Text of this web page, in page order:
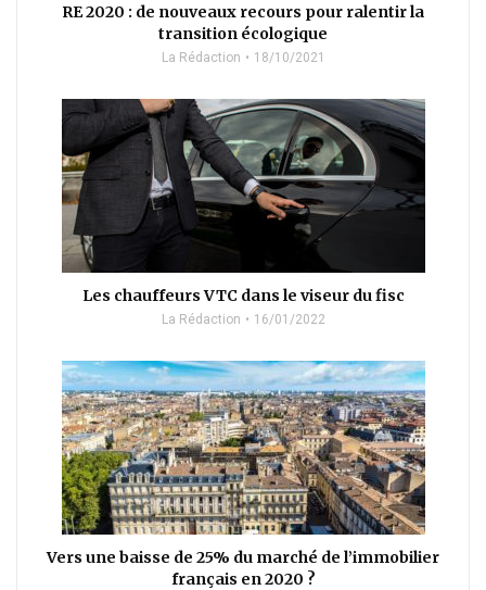
RE 2020 : de nouveaux recours pour ralentir la
transition écologique
La Rédaction 18/10/2021
Les chauffeurs VTC dans le viseur du fisc
La Rédaction 16/01/2022
Vers une baisse de 25% du marché de l’immobilier
français en 2020 ?